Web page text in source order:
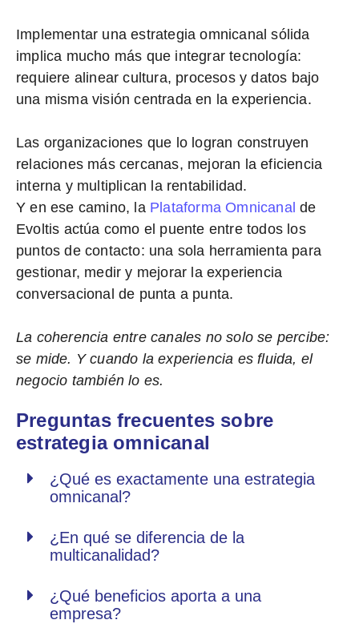
Implementar una estrategia omnicanal sólida
implica mucho más que integrar tecnología:
requiere alinear cultura, procesos y datos bajo
una misma visión centrada en la experiencia.
Las organizaciones que lo logran construyen
relaciones más cercanas, mejoran la eficiencia
interna y multiplican la rentabilidad.
Y en ese camino, la Plataforma Omnicanal de
Evoltis actúa como el puente entre todos los
puntos de contacto: una sola herramienta para
gestionar, medir y mejorar la experiencia
conversacional de punta a punta.
La coherencia entre canales no solo se percibe:
se mide. Y cuando la experiencia es fluida, el
negocio también lo es.
Preguntas frecuentes sobre
estrategia omnicanal
¿Qué es exactamente una estrategia
omnicanal?
¿En qué se diferencia de la
multicanalidad?
¿Qué beneficios aporta a una
empresa?